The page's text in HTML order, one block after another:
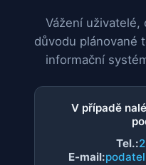
Vážení uživatelé,
důvodu plánované
informační
V případě
Tel.:
E-mail: